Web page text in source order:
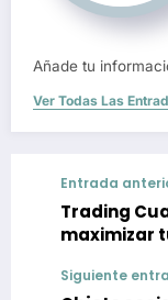
Añade tu
Ver Todas Las
Entrada
Trading
maximizar
Siguiente